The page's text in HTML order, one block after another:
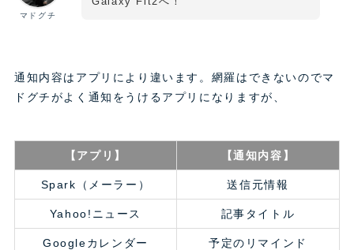
マドグチ
通知内容はアプリにより違います。網羅はできないのでマ
ドグチがよく通知をうけるアプリになりますが、
【アプリ】 【通知内容】
Spark（メーラー） 送信元情報
Yahoo!ニュース 記事タイトル
Googleカレンダー 予定のリマインド